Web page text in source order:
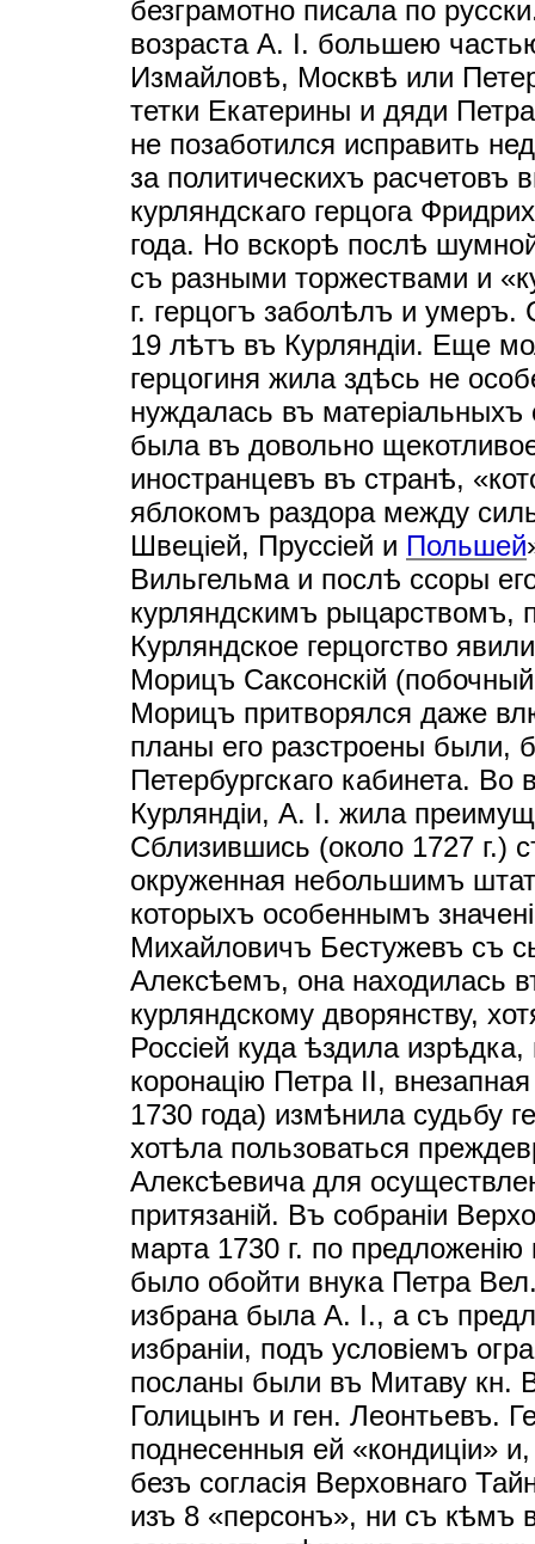
безграмотно писала по
возраста А. I. большею
Измайловѣ, Москвѣ или
тетки Екатерины и дяди
не позаботился исправить
за политическихъ
курляндскаго герцога
года. Но вскорѣ послѣ
съ разными торжествами и
г. герцогъ заболѣлъ и
19 лѣтъ въ Курляндiи. Еще
герцогиня жила здѣсь не
нуждалась въ матерiальныхъ
была въ довольно
иностранцевъ въ странѣ,
яблокомъ раздора между
Швецiей, Пруссiей и Польшей
Вильгельма и послѣ ссоры
курляндскимъ рыцарствомъ,
Курляндское герцогство
Морицъ Саксонскiй
Морицъ притворялся даже
планы его разстроены были,
Петербургскаго кабинета.
Курляндiи, А. I. жила
Сблизившись (около 1727 г.)
окруженная небольшимъ
которыхъ особеннымъ
Михайловичъ Бестужевъ съ
Алексѣемъ, она находилась
курляндскому дворянству,
Россiей куда ѣздила
коронацiю Петра II,
1730 года) измѣнила судьбу
хотѣла пользоваться
Алексѣевича для
притязанiй. Въ собранiи
марта 1730 г. по
было обойти внука Петра
избрана была А. I., а съ
избранiи, подъ условiемъ
посланы были въ Митаву кн.
Голицынъ и ген. Леонтьевъ.
поднесенныя ей «кондицiи»
безъ согласiя Верховнаго
изъ 8 «персонъ», ни съ кѣмъ